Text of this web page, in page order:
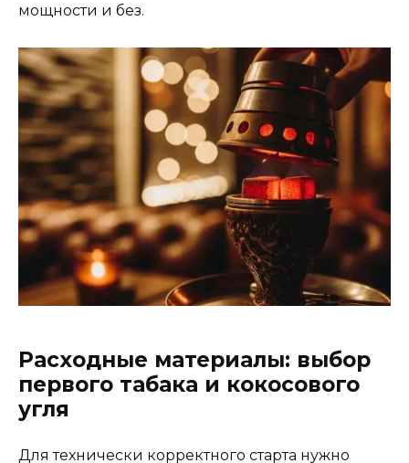
мощности и без.
Расходные материалы: выбор
первого табака и кокосового
угля
Для технически корректного старта нужно